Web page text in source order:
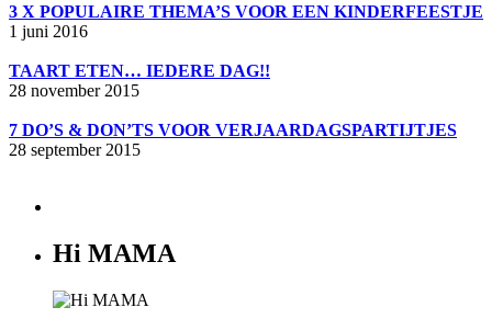
3 X POPULAIRE THEMA’S VOOR EEN KINDERFEESTJE
1 juni 2016
TAART ETEN… IEDERE DAG!!
28 november 2015
7 DO’S & DON’TS VOOR VERJAARDAGSPARTIJTJES
28 september 2015
Hi MAMA